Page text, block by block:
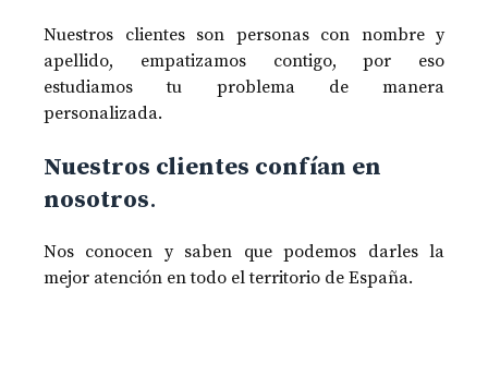
Nuestros clientes son personas con nombre y
apellido, empatizamos contigo, por eso
estudiamos tu problema de manera
personalizada.
Nuestros clientes confían en
nosotros.
Nos conocen y saben que podemos darles la
mejor atención en todo el territorio de España.